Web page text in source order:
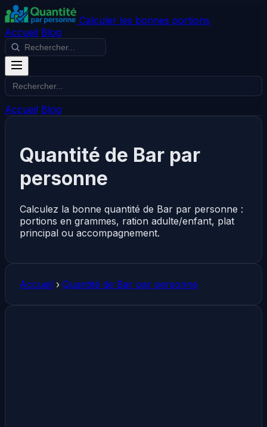
Calculer les bonnes portions
Accueil Blog
Accueil Blog
Quantité de Bar par
personne
Calculez la bonne quantité de Bar par personne :
portions en grammes, ration adulte/enfant, plat
principal ou accompagnement.
Accueil › Quantité de Bar par personne